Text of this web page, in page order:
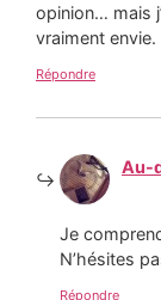
opinion… mais
vraiment envie.
Répondre
Au-
Je
N’hésites
Répondre